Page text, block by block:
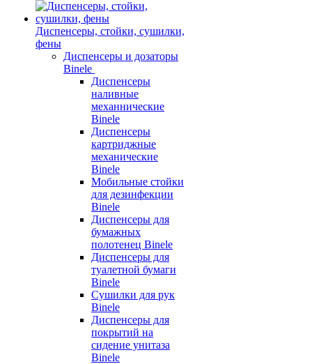
Диспенсеры, стойки, сушилки,
фены
Диспенсеры и дозаторы
Binele
Диспенсеры
наливные
механнические
Binele
Диспенсеры
картриджные
механические
Binele
Мобильные стойки
для дезинфекции
Binele
Диспенсеры для
бумажных
полотенец Binele
Диспенсеры для
туалетной бумаги
Binele
Сушилки для рук
Binele
Диспенсеры для
покрытий на
сидение унитаза
Binele